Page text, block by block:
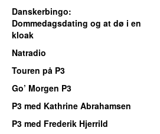
Danskerbingo:
Dommedagsdating og at dø i en
kloak
Natradio
Touren på P3
Go’ Morgen P3
P3 med Kathrine Abrahamsen
P3 med Frederik Hjerrild